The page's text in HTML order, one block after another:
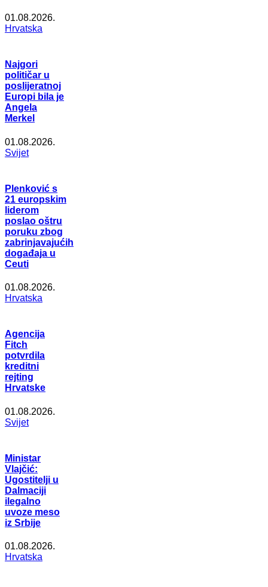
01.08.2026.
Hrvatska
Najgori
političar u
poslijeratnoj
Europi bila je
Angela
Merkel
01.08.2026.
Svijet
Plenković s
21 europskim
liderom
poslao oštru
poruku zbog
zabrinjavajućih
događaja u
Ceuti
01.08.2026.
Hrvatska
Agencija
Fitch
potvrdila
kreditni
rejting
Hrvatske
01.08.2026.
Svijet
Ministar
Vlajčić:
Ugostitelji u
Dalmaciji
ilegalno
uvoze meso
iz Srbije
01.08.2026.
Hrvatska